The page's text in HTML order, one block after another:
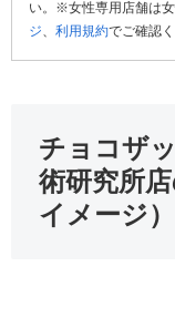
い。※女性専用店舗は
ジ、 利用規約でご確認く
チョコザ
術研究所
イメージ）